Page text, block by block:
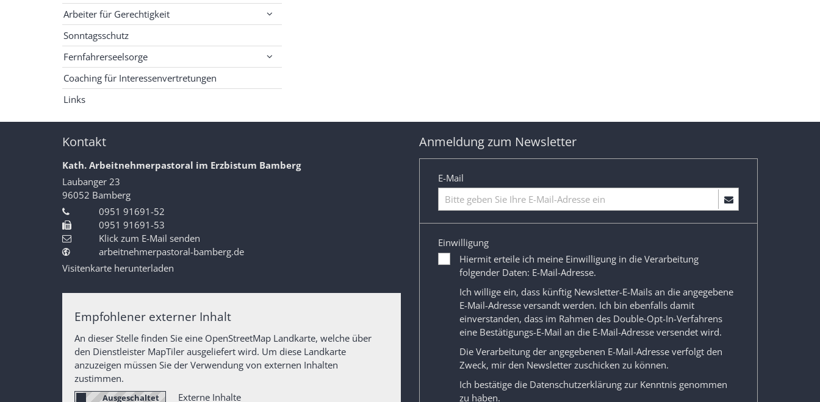
Arbeiter für Gerechtigkeit
Sonntagsschutz
Fernfahrerseelsorge
Coaching für Interessenvertretungen
Links
Kontakt
Kath. Arbeitnehmerpastoral im Erzbistum Bamberg
Laubanger 23
96052 Bamberg
0951 91691-52
0951 91691-53
Klick zum E-Mail senden
arbeitnehmerpastoral-bamberg.de
Visitenkarte herunterladen
Empfohlener externer Inhalt
An dieser Stelle finden Sie eine OpenStreetMap Landkarte, welche über
den Dienstleister MapTiler ausgeliefert wird. Um diese Landkarte
anzuzeigen müssen Sie der Verwendung von externen Inhalten
zustimmen.
Externe Inhalte
Anmeldung zum Newsletter
E-Mail
Einwilligung
Hiermit erteile ich meine Einwilligung in die Verarbeitung
folgender Daten: E-Mail-Adresse.
Ich willige ein, dass künftig Newsletter-E-Mails an die angegebene
E-Mail-Adresse versandt werden. Ich bin ebenfalls damit
einverstanden, dass im Rahmen des Double-Opt-In-Verfahrens
eine Bestätigungs-E-Mail an die E-Mail-Adresse versendet wird.
Die Verarbeitung der angegebenen E-Mail-Adresse verfolgt den
Zweck, mir den Newsletter zuschicken zu können.
Ich bestätige die Datenschutzerklärung zur Kenntnis genommen
zu haben.